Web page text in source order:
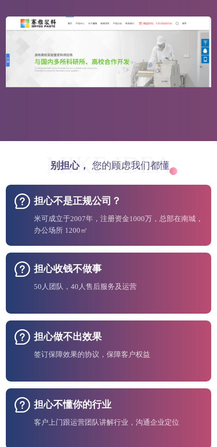
MIKE IDEA
别担心， 您的顾虑我们都懂
担心不是正规公司？
米可成立于2007年，注册资金1000万，总部在南城，
办公场所 1200㎡
担心收钱不做事
50人团队，40人售后服务及运营
担心做不出效果
签订保障效果的协议，保障客户权益
担心不懂你的行业
客户上门跟运营团队讲解行业，沟通企业定位